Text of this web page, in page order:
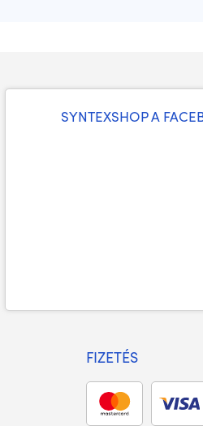
SYNTEXSHOP A
FIZETÉS